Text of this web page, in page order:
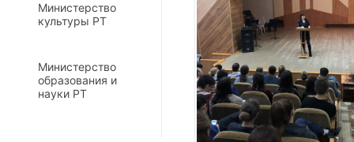
Министерство
культуры РТ
Министерство
образования и
науки РТ